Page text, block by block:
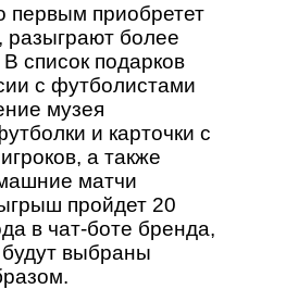
первым приобретет
разыграют более
список подарков
с футболистами
музея
и карточки с
а также
матчи
пройдет 20
в чат-боте бренда,
выбраны